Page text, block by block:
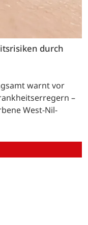
durch
warnt vor
–
West-Nil-